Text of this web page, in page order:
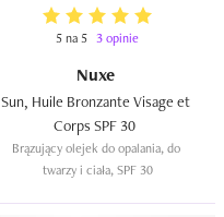
5 na 5 3 opinie
Nuxe
Sun, Huile Bronzante Visage et
Brązujący olejek do opalania, do
twarzy i ciała, SPF 30